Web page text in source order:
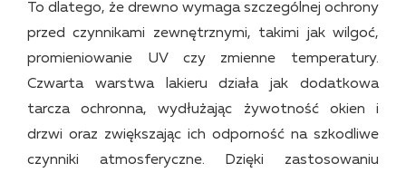
To dlatego, że drewno wymaga szczególnej ochrony
przed czynnikami zewnętrznymi, takimi jak wilgoć,
promieniowanie UV czy zmienne temperatury.
Czwarta warstwa lakieru działa jak dodatkowa
tarcza ochronna, wydłużając żywotność okien i
drzwi oraz zwiększając ich odporność na szkodliwe
czynniki atmosferyczne. Dzięki zastosowaniu